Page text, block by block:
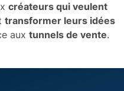
créateurs qui veulent
transformer leurs idées
aux tunnels de vente.